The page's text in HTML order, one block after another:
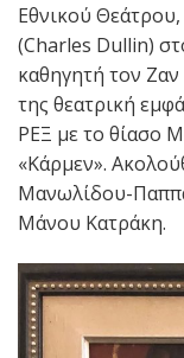
Εθνικού
(Charles Dullin)
καθηγητή τον
της θεατρική
ΡΕΞ με το θίασο
«Κάρμεν».
Μανωλίδου-
Μάνου Κατράκη.